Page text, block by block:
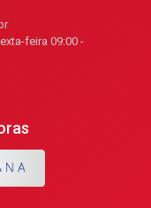
feira 09:00 -